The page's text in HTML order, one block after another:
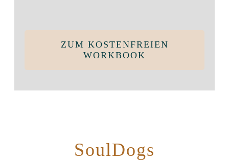
ZUM KOSTENFREIEN
WORKBOOK
SoulDogs